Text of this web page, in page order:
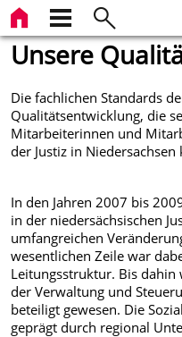
Unsere
Die fachlichen Standards
Qualitätsentwicklung, die
Mitarbeiterinnen und
der Justiz in
In den Jahren 2007 bis
in der niedersächsischen
umfangreichen
wesentlichen Zeile war
Leitungsstruktur. Bis dahin
der Verwaltung und
beteiligt gewesen. Die
geprägt durch regional